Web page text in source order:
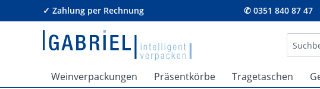
✓ Zahlung per Rechnung ✆ 0351 840 87 47
Weinverpackungen Präsentkörbe Tragetaschen